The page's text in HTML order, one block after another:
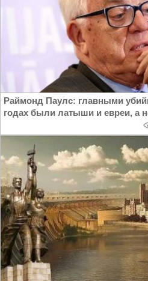
Раймонд Паулс: главными
годах были латыши и евреи, а